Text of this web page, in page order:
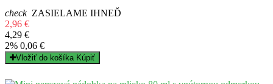
checkZASIELAME IHNEĎ
2,96 €
4,29 €
2% 0,06 €
Vložiť do košíka Kúpiť